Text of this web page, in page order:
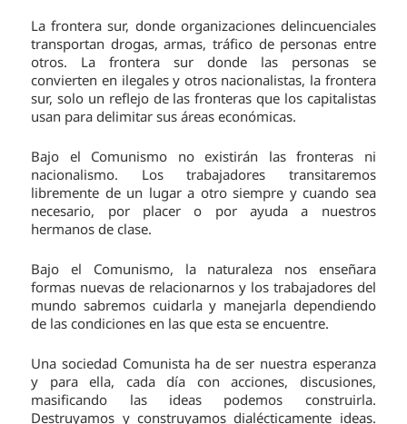
La frontera sur, donde organizaciones delincuenciales
transportan drogas, armas, tráfico de personas entre
otros. La frontera sur donde las personas se
convierten en ilegales y otros nacionalistas, la frontera
sur, solo un reflejo de las fronteras que los capitalistas
usan para delimitar sus áreas económicas.
Bajo el Comunismo no existirán las fronteras ni
nacionalismo. Los trabajadores transitaremos
libremente de un lugar a otro siempre y cuando sea
necesario, por placer o por ayuda a nuestros
hermanos de clase.
Bajo el Comunismo, la naturaleza nos enseñara
formas nuevas de relacionarnos y los trabajadores del
mundo sabremos cuidarla y manejarla dependiendo
de las condiciones en las que esta se encuentre.
Una sociedad Comunista ha de ser nuestra esperanza
y para ella, cada día con acciones, discusiones,
masificando las ideas podemos construirla.
Destruyamos y construyamos dialécticamente ideas.